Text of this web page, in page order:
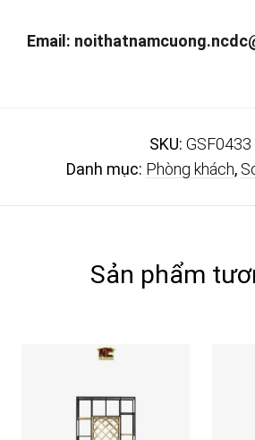
Email:
SKU: GSF0433
Danh mục: Phòng khách,
Sản phẩm